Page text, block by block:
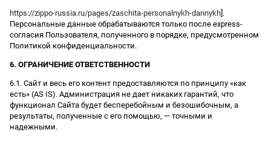
https://zippo-russia.ru/pages/zaschita-personalnykh-dannykh ].
Персональные данные обрабатываются только после express-
согласия Пользователя, полученного в порядке, предусмотренном
Политикой конфиденциальности.
6. ОГРАНИЧЕНИЕ ОТВЕТСТВЕННОСТИ
6.1. Сайт и весь его контент предоставляются по принципу «как
есть» (AS IS). Администрация не дает никаких гарантий, что
функционал Сайта будет бесперебойным и безошибочным, а
результаты, полученные с его помощью, — точными и
надежными.